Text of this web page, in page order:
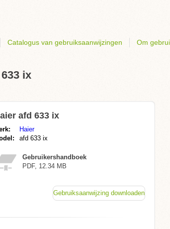
Catalogus van gebruiksaanwijzingen Om
ix
afd 633 ix
Haier
afd 633 ix
Gebruikershandboek
PDF, 12.34 MB
Gebruiksaanwijzing downloaden